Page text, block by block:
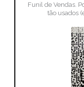
Funil de Vendas.
tão usados